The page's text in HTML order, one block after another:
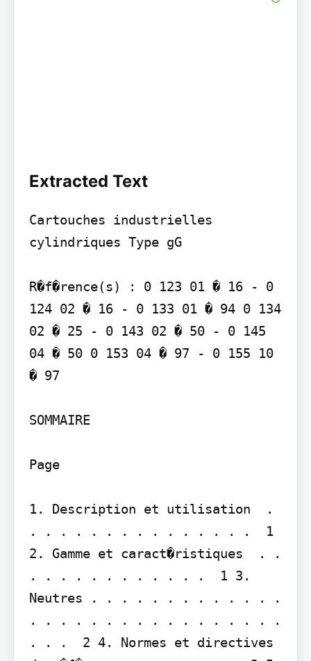
Extracted Text
Cartouches industrielles
cylindriques Type gG
R�f�rence(s) : 0 123 01 � 16 - 0
124 02 � 16 - 0 133 01 � 94 0 134
02 � 25 - 0 143 02 � 50 - 0 145
04 � 50 0 153 04 � 97 - 0 155 10
� 97
SOMMAIRE
Page
1. Description et utilisation  .
. . . . . . . . . . . . . . .  1
2. Gamme et caract�ristiques  . .
. . . . . . . . . . . .  1 3.
Neutres . . . . . . . . . . . . .
. . . . . . . . . . . . . . . . .
. . .  2 4. Normes et directives